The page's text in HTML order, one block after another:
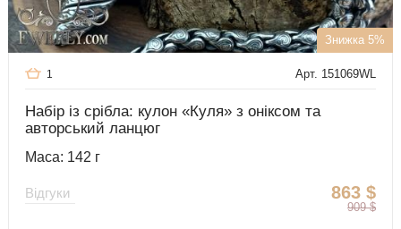
Знижка 5%
Арт. 151069WL
1
Набір із срібла: кулон «Куля» з оніксом та
авторський ланцюг
Маса: 142 г
863 $
909 $
Відгуки